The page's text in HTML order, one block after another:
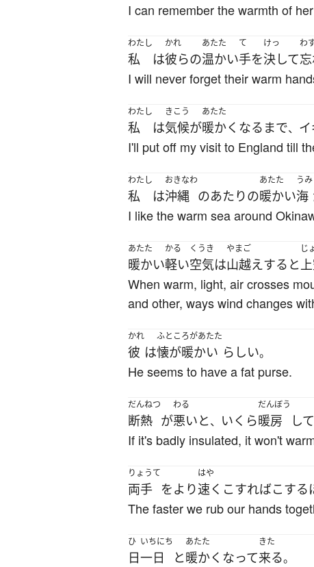
I can remember the warmth of
わたし
私 は
かれ
彼らの
あたた
温かい
て
手を
けっ
決して
わ
I will never forget their warm
わたし
私 は
きこう
気候が
あたた
暖かく なる まで、
I'll put off my visit to England till
わたし
私 は
おきなわ
沖縄 のあたりの
あたた
暖かい
うみ
海
I like the warm sea around
あたた
暖かい
かる
軽い
くうき
空気は
やまご
山越えする と
じ
When warm, light, air crosses
and other, ways wind changes
かれ
彼 は
ふところがあたた
懐が暖かい らしい。
He seems to have a fat purse.
だんねつ
断熱 が
わる
悪いと、 いくら
だんぼう
暖房 して
If it's badly insulated, it won't
りょうて
両手 をより
はや
速く こすればこする
The faster we rub our hands
ひ
日
いちにち
一日 と
あたた
暖かく なって
きた
来る。